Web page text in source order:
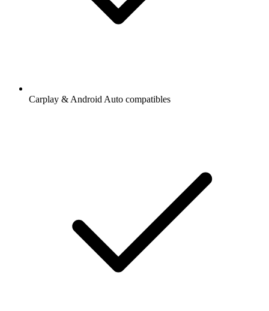
Carplay & Android Auto compatibles